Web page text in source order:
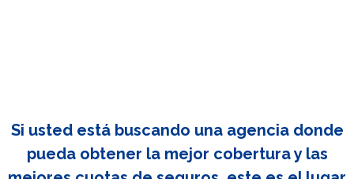
Si usted está buscando una agencia donde
pueda obtener la mejor cobertura y las